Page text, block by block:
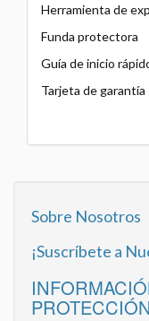
Herramienta de
Funda protectora
Guía de inicio
Tarjeta de garantía
Sobre Nosotros
¡Suscríbete a